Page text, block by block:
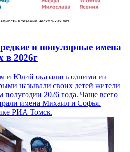
и популярные имена
в 2026г
и Юлий оказались одними из
называли своих детей жители
полугодии 2026 года. Чаще всего
имена Михаил и Софья.
РИА Томск.